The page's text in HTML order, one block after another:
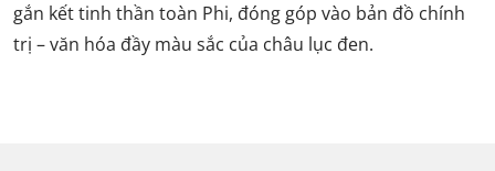
gắn kết tinh thần toàn Phi, đóng góp vào bản đồ chính
trị – văn hóa đầy màu sắc của châu lục đen.